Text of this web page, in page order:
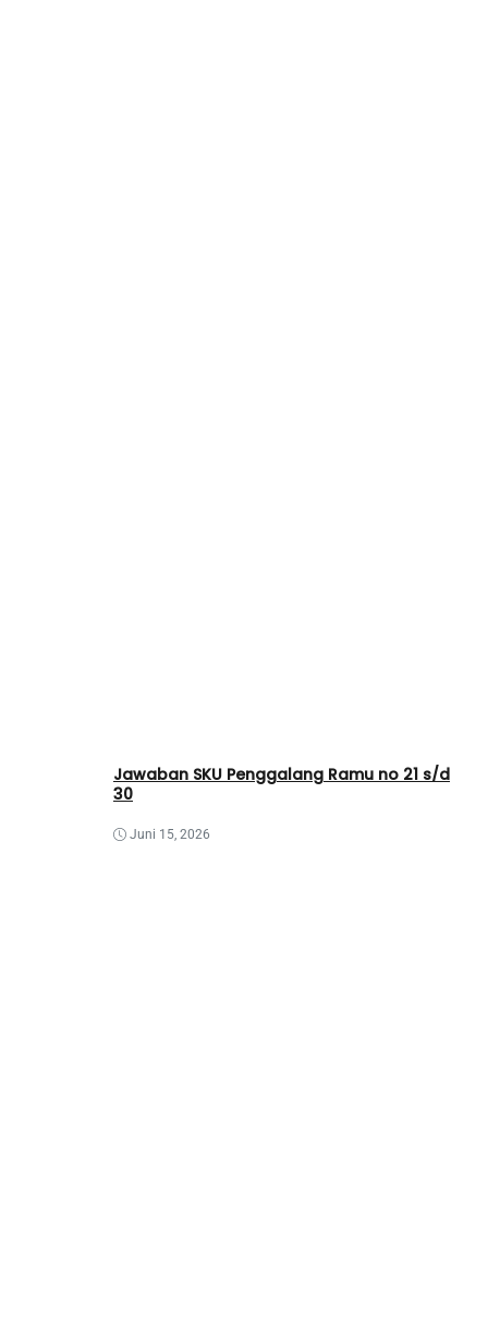
Jawaban SKU Penggalang Ramu no 21 s/d
30
Juni 15, 2026